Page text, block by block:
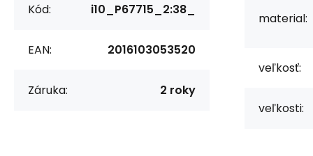
Kód: i10_P67715_2:38_
EAN: 2016103053520
Záruka: 2 roky
material:
veľkosť:
veľkosti: